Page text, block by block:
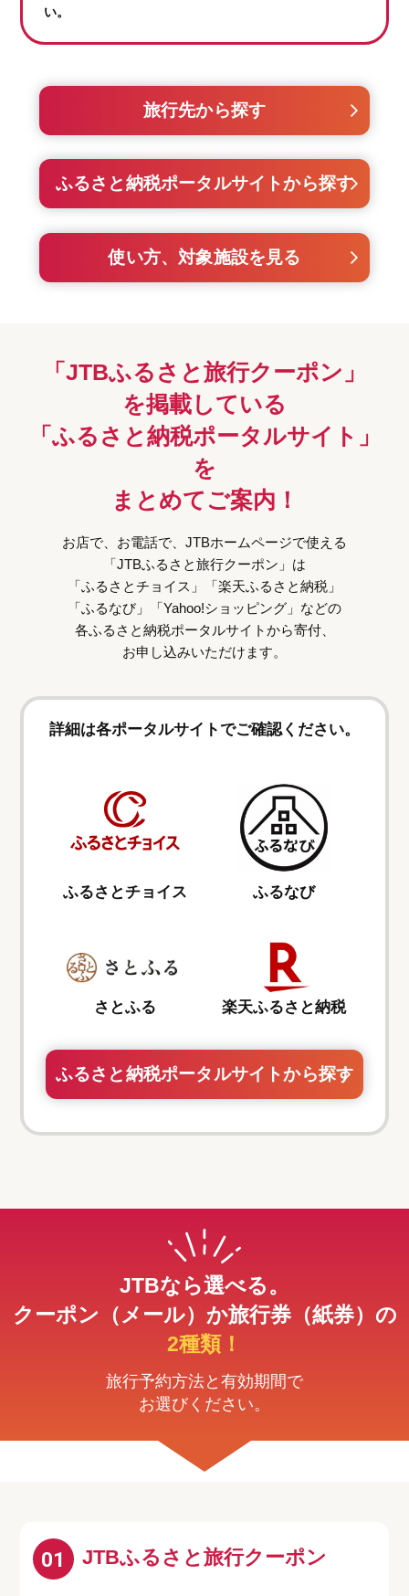
い。
旅行先から探す
ふるさと納税ポータルサイトから探す
使い方、対象施設を見る
「JTBふるさと旅行クーポン」
を掲載している
「ふるさと納税ポータルサイト」
を
まとめてご案内！
お店で、お電話で、JTBホームページで使える
「JTBふるさと旅行クーポン」は
「ふるさとチョイス」「楽天ふるさと納税」
「ふるなび」「Yahoo!ショッピング」などの
各ふるさと納税ポータルサイトから寄付、
お申し込みいただけます。
詳細は各ポータルサイトでご確認ください。
ふるさとチョイス ふるなび
さとふる 楽天ふるさと納税
ふるさと納税ポータルサイトから探す
JTBなら選べる。
クーポン（メール）か旅行券（紙券）の
2種類！
旅行予約方法と有効期間で
お選びください。
01 JTBふるさと旅行クーポン